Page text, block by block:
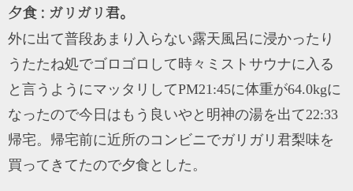
夕食 : ガリガリ君。
外に出て普段あまり入らない露天風呂に浸かったり
うたたね処でゴロゴロして時々ミストサウナに入る
と言うようにマッタリしてPM21:45に体重が64.0kgに
なったので今日はもう良いやと明神の湯を出て22:33
帰宅。帰宅前に近所のコンビニでガリガリ君梨味を
買ってきてたので夕食とした。